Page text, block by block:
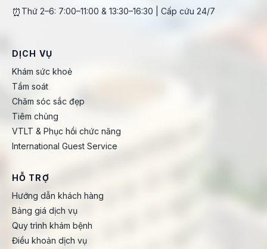
⏰ Thứ 2–6: 7:00–11:00 & 13:30–16:30 | Cấp cứu 24/7
DỊCH VỤ
Khám sức khoẻ
Tầm soát
Chăm sóc sắc đẹp
Tiêm chủng
VTLT & Phục hồi chức năng
International Guest Service
HỖ TRỢ
Hướng dẫn khách hàng
Bảng giá dịch vụ
Quy trình khám bệnh
Điều khoản dịch vụ